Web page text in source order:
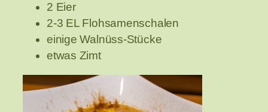
2 Eier
2-3 EL Flohsamenschalen
einige Walnüss-Stücke
etwas Zimt